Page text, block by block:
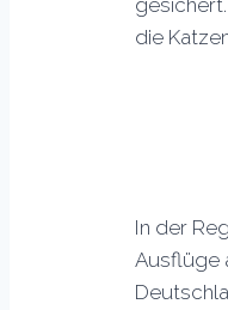
die
In der
Ausflüge